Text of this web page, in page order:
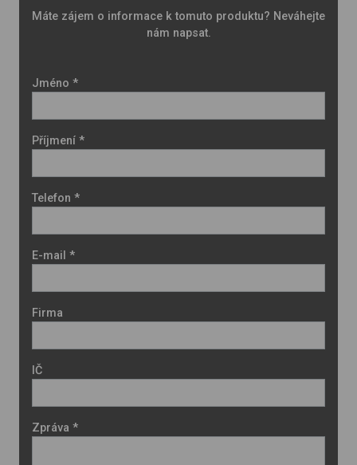
Máte zájem o informace k tomuto produktu? Neváhejte
nám napsat.
Jméno *
Příjmení *
Telefon *
E-mail *
Firma
IČ
Zpráva *